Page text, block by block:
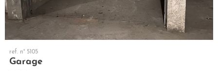
ref. n° 5105
Garage